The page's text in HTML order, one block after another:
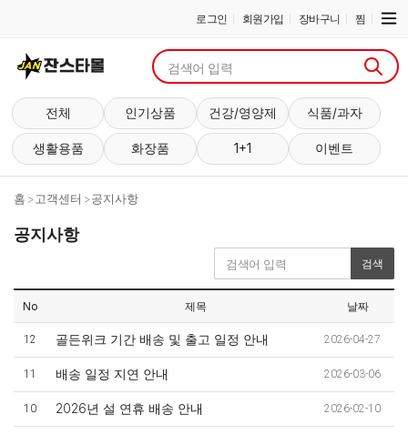
로그인 회원가입 장바구니 찜
전체 인기상품 건강/영양제 식품/과자
생활용품 화장품 1+1 이벤트
홈 고객센터 공지사항
공지사항
검색
No 제목 날짜
12 골든위크 기간 배송 및 출고 일정 안내 2026-04-27
11 배송 일정 지연 안내 2026-03-06
10 2026년 설 연휴 배송 안내 2026-02-10